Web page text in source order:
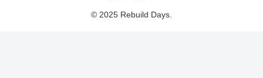
© 2025 Rebuild Days.